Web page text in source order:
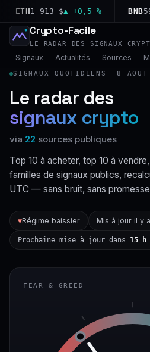
ETH1 913 $▲ +0,5 % BNB
Crypto-Facile
LE RADAR DES SIGNAUX
Signaux Actualités Sources
SIGNAUX QUOTIDIENS —8
Le radar des
signaux crypto
via 22 sources publiques
Top 10 à acheter, top 10 à
familles de signaux publics,
UTC — sans bruit, sans
▼Régime baissier Mis à jour il y
Prochaine mise à jour dans 15 h
FEAR & GREED